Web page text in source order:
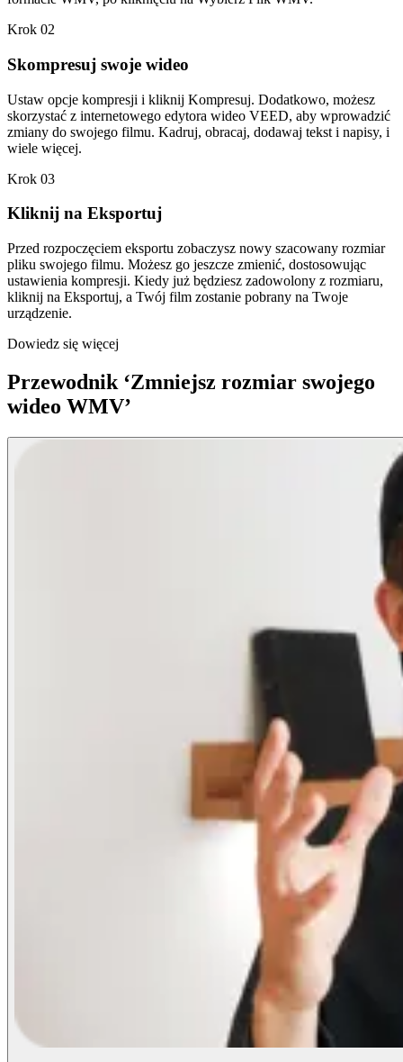
Krok 02
Skompresuj swoje wideo
Ustaw opcje kompresji i kliknij Kompresuj. Dodatkowo, możesz
skorzystać z internetowego edytora wideo VEED, aby wprowadzić
zmiany do swojego filmu. Kadruj, obracaj, dodawaj tekst i napisy, i
wiele więcej.
Krok 03
Kliknij na Eksportuj
Przed rozpoczęciem eksportu zobaczysz nowy szacowany rozmiar
pliku swojego filmu. Możesz go jeszcze zmienić, dostosowując
ustawienia kompresji. Kiedy już będziesz zadowolony z rozmiaru,
kliknij na Eksportuj, a Twój film zostanie pobrany na Twoje
urządzenie.
Dowiedz się więcej
Przewodnik ‘Zmniejsz rozmiar swojego
wideo WMV’